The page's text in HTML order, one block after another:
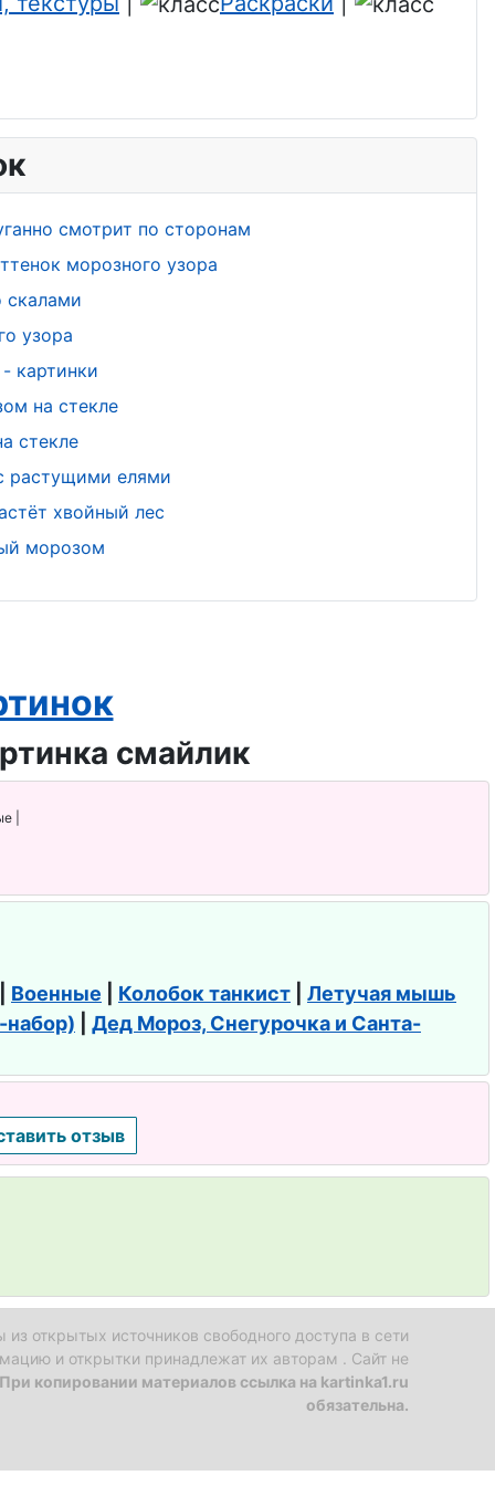
смотрит по сторонам
морозного узора
скалами
узора
картинки
на стекле
стекле
растущими елями
хвойный лес
морозом
|
Военные Колобок танкист
Летучая мышь
набор)
Дед Мороз, Снегурочка и Санта-
отзыв
открытых источников свободного доступа в сети
и открытки принадлежат их авторам . Сайт не
При копировании материалов ссылка на kartinka1.ru
обязательна.